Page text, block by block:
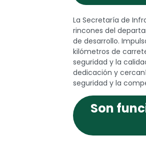
La Secretaría de
rincones del
de desarrollo.
kilómetros de
seguridad y la
dedicación y
seguridad y la
Son